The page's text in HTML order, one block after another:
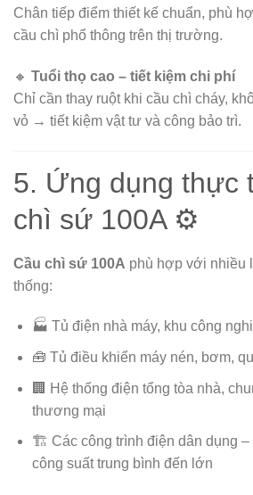
Chân tiếp điểm thiết kế chuẩn, phù
cầu chì phổ thông trên thị trường.
🔸 Tuổi thọ cao – tiết kiệm chi phí
Chỉ cần thay ruột khi cầu chì cháy,
vỏ → tiết kiệm vật tư và công bảo trì.
5. Ứng dụng thực
chì sứ 100A ⚙️
Cầu chì sứ 100A phù hợp với nhiều
thống:
🏭 Tủ điện nhà máy, khu công
🧰 Tủ điều khiển máy nén, bơm,
🏢 Hệ thống điện tổng tòa nhà,
thương mại
🏗️ Các công trình điện dân dụng –
công suất trung bình đến lớn